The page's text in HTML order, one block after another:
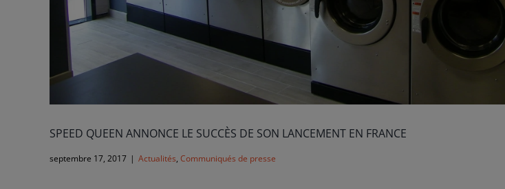
SPEED QUEEN ANNONCE LE SUCCÈS DE SON LANCEMENT EN FRANCE
septembre 17, 2017 | Actualités, Communiqués de presse